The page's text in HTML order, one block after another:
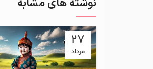
نوشته های مشابه
27
مرداد